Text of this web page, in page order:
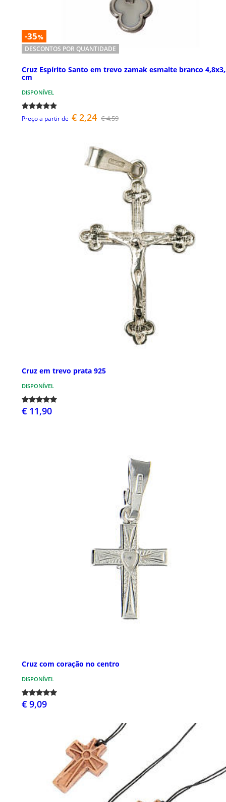
-35%
DESCONTOS POR QUANTIDADE
Cruz Espírito Santo em trevo zamak esmalte branco
cm
DISPONÍVEL
Preço a partir de € 2,24 € 4,59
Cruz em trevo prata 925
DISPONÍVEL
€ 11,90
Cruz com coração no centro
DISPONÍVEL
€ 9,09